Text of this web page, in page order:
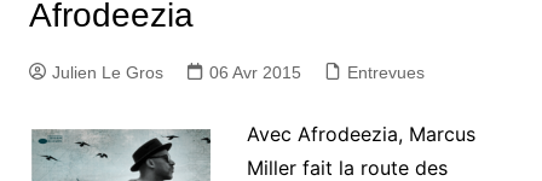
Afrodeezia
Julien Le Gros 06 Avr 2015 Entrevues
Avec Afrodeezia, Marcus
Miller fait la route des